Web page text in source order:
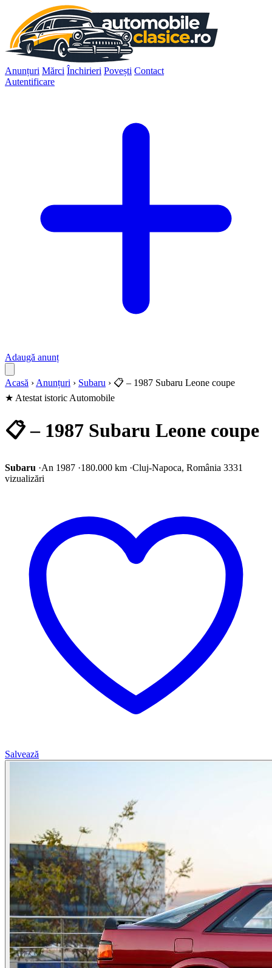
Anunțuri Mărci Închirieri Povești Contact
Autentificare
Adaugă anunț
Acasă › Anunțuri › Subaru › 📋 – 1987 Subaru Leone coupe
★ Atestat istoric Automobile
📋 – 1987 Subaru Leone coupe
Subaru ·An 1987 ·180.000 km ·Cluj-Napoca, România 3331
vizualizări
Salvează